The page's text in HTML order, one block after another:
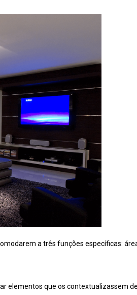
a três funções específicas:
elementos que os contextualizassem